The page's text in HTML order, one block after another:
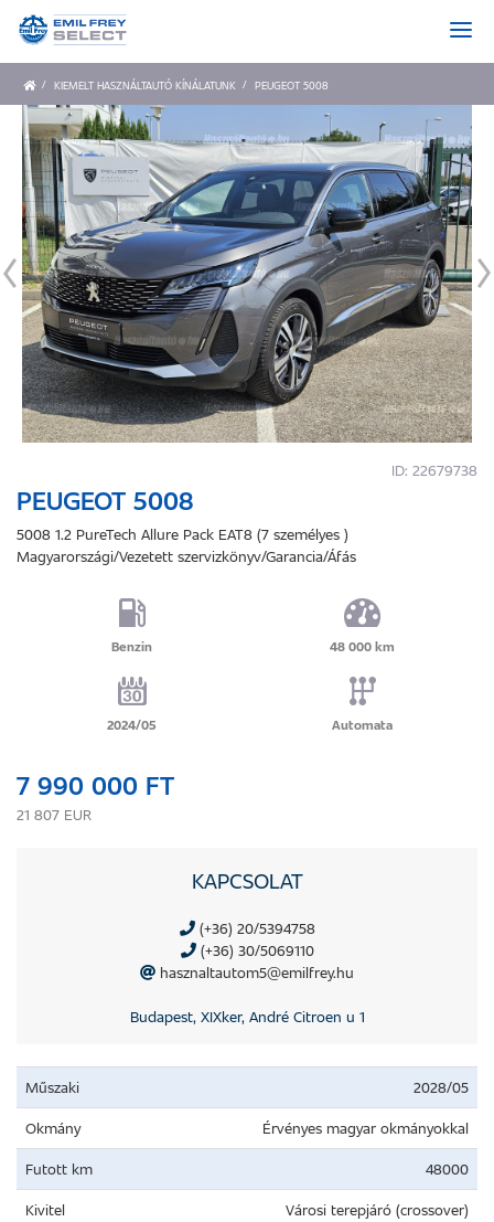
KIEMELT HASZNÁLTAUTÓ KÍNÁLATUNK PEUGEOT 5008
ID: 22679738
PEUGEOT 5008
5008 1.2 PureTech Allure Pack EAT8 (7 személyes )
Magyarországi/Vezetett szervizkönyv/Garancia/Áfás
Benzin 48 000 km
2024/05 Automata
7 990 000 FT
21 807 EUR
KAPCSOLAT
(+36) 20/5394758
(+36) 30/5069110
hasznaltautom5@emilfrey.hu
Budapest, XIXker, André Citroen u 1
Műszaki
2028/05
Okmány
Érvényes magyar okmányokkal
Futott km
48000
Kivitel
Városi terepjáró (crossover)